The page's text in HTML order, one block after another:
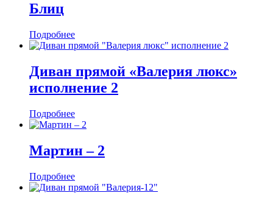
Блиц
Подробнее
Диван прямой «Валерия люкс»
исполнение 2
Подробнее
Мартин ‒ 2
Подробнее